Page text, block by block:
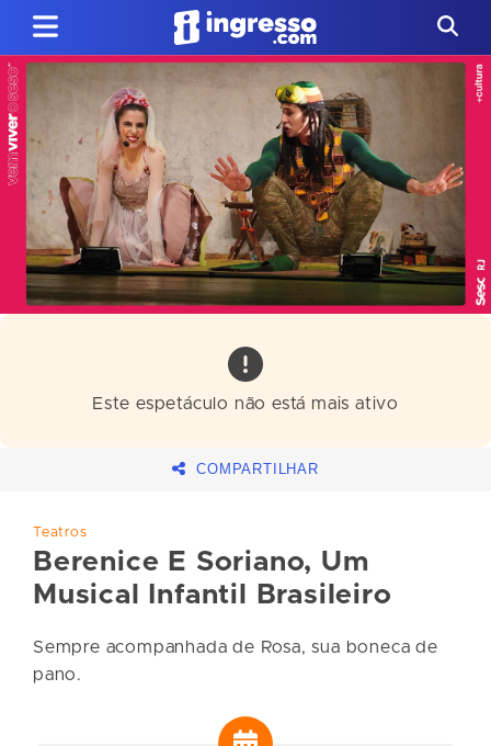
Este espetáculo não está mais ativo
COMPARTILHAR
Teatros
Berenice E Soriano, Um
Musical Infantil Brasileiro
Sempre acompanhada de Rosa, sua boneca de
pano.